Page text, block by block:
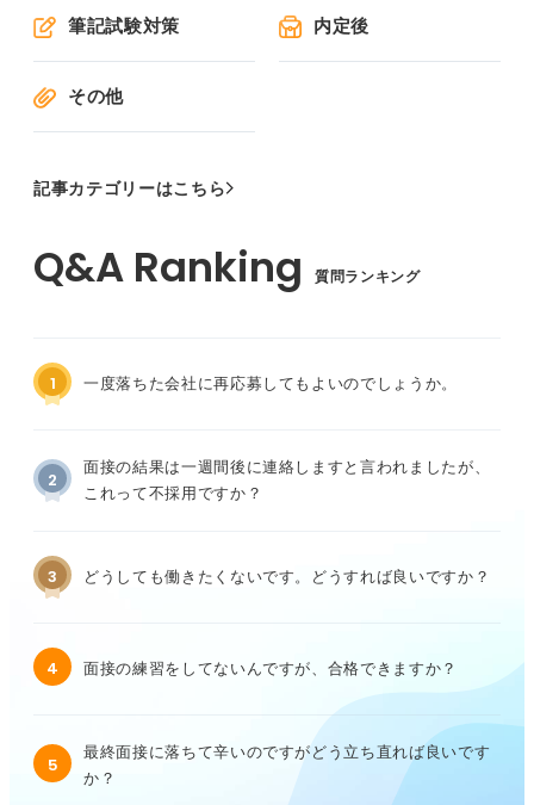
筆記試験対策 内定後
その他
記事カテゴリーはこちら
質問ランキング
1 一度落ちた会社に再応募してもよいのでしょうか。
2
面接の結果は一週間後に連絡しますと言われましたが、
これって不採用ですか？
3 どうしても働きたくないです。どうすれば良いですか？
4 面接の練習をしてないんですが、合格できますか？
5
最終面接に落ちて辛いのですがどう立ち直れば良いです
か？